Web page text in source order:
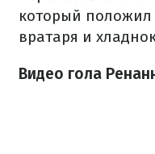
который
вратаря и
Видео гола